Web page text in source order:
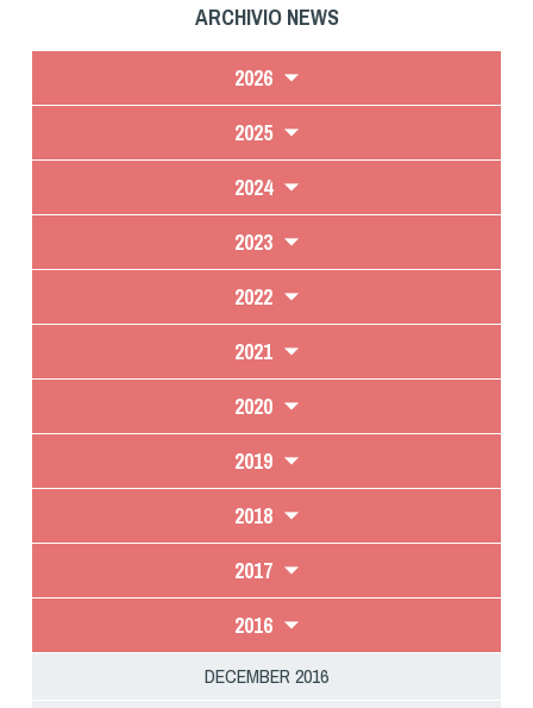
ARCHIVIO NEWS
2026
2025
2024
2023
2022
2021
2020
2019
2018
2017
2016
DECEMBER 2016